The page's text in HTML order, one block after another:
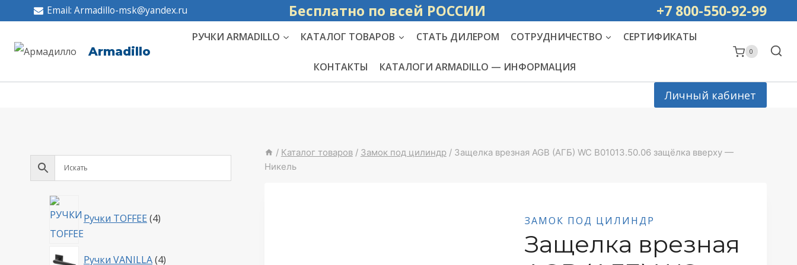
Перейти
содержимому
Email: Armadillo-msk@yandex.ru Бесплатно по всей РОССИИ +7 800-550-92-99
Armadillo
РУЧКИ ARMADILLO КАТАЛОГ ТОВАРОВ СТАТЬ ДИЛЕРОМ СОТРУДНИЧЕСТВО СЕРТИФИКАТЫ
КОНТАКТЫ КАТАЛОГИ ARMADILLO — ИНФОРМАЦИЯ
0
Личный кабинет
/ Каталог товаров / Замок под цилиндр / Защелка врезная AGB (АГБ) WC B01013.50.06 защёлка вверху —
Никель
ЗАМОК ПОД ЦИЛИНДР
Защелка врезная
Ручки TOFFEE 4товара
Ручки VANILLA 44